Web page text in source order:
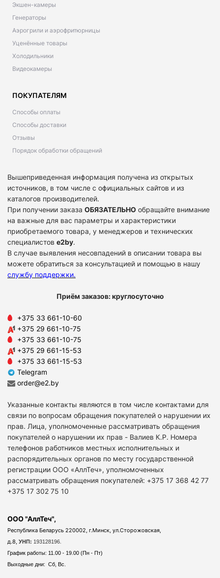
Экшен-камеры
Генераторы
Аэрогрили и аэрофритюрницы
Уценённые товары
Холодильники
Видеокамеры
ПОКУПАТЕЛЯМ
Способы оплаты
Способы доставки
Отзывы
Порядок обработки обращений
Вышеприведенная информация получена из открытых
источников, в том числе с официальных сайтов и из
каталогов производителей.
При получении заказа ОБЯЗАТЕЛЬНО обращайте внимание
на важные для вас параметры и характеристики
приобретаемого товара, у менеджеров и технических
специалистов e2by.
В случае выявления несовпадений в описании товара вы
можете обратиться за консультацией и помощью в нашу
службу поддержки.
Приём заказов: круглосуточно
+375 33 661-10-60
+375 29 661-10-75
+375 33 661-10-75
+375 29 661-15-53
+375 33 661-15-53
Telegram
order@e2.by
Указанные контакты являются в том числе контактами для
связи по вопросам обращения покупателей о нарушении их
прав. Лица, уполномоченные рассматривать обращения
покупателей о нарушении их прав - Валиев К.Р. Номера
телефонов работников местных исполнительных и
распорядительных органов по месту государственной
регистрации ООО «АллТеч», уполномоченных
рассматривать обращения покупателей: +375 17 368 42 77
+375 17 302 75 10
ООО "АллТеч",
Республика Беларусь 220002, г.Минск, ул.Сторожовская,
д.8, УНП: 193128196.
График работы: 11.00 - 19.00 (Пн - Пт)
Выходные дни: Сб, Вс.